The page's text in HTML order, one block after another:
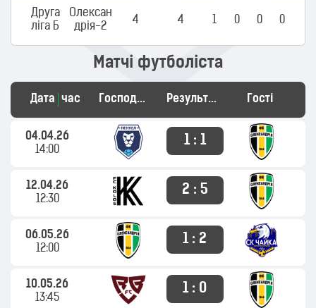
Друга
ліга Б
Олексан
дрія-2
4 4 1 0 0 0
Матчі футболіста
Дата час Господарі Результат Гості
04.04.26
14:00
1 : 1
12.04.26
12:30
2 : 5
06.05.26
12:00
1 : 2
10.05.26
13:45
1 : 0